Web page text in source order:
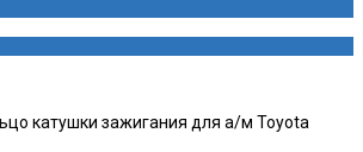
катушки зажигания для а/м Toyota